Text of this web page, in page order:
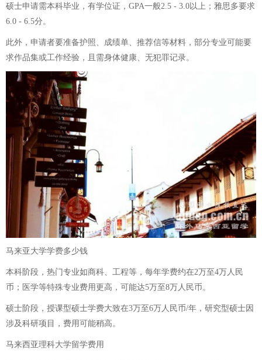
硕士申请需本科毕业，有学位证，GPA一般2.5 - 3.0以上；雅思多要求
6.0 - 6.5分。
此外，申请者要准备护照、成绩单、推荐信等材料，部分专业可能要
求作品集或工作经验，且需身体健康、无犯罪记录。
马来亚大学学费多少钱
本科阶段，热门专业如商科、工程等，每年学费约在2万至4万人民
币；医学等特殊专业费用更高，可能达5万至8万人民币。
硕士阶段，授课型硕士学费大致在3万至6万人民币/年，研究型硕士因
涉及科研项目，费用可能稍高。
马来西亚理科大学留学费用